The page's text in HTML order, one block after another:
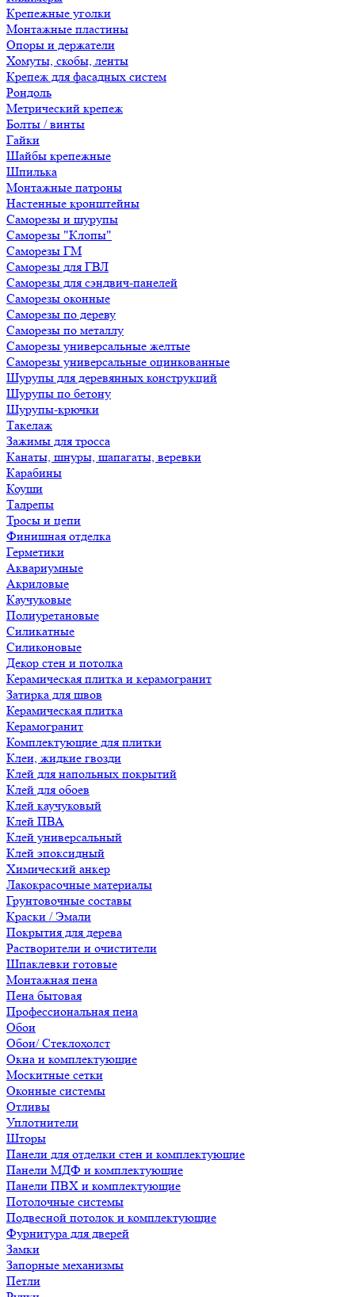
Крепежные уголки
Монтажные пластины
Опоры и держатели
Хомуты, скобы, ленты
Крепеж для фасадных систем
Рондоль
Метрический крепеж
Болты / винты
Гайки
Шайбы крепежные
Шпилька
Монтажные патроны
Настенные кронштейны
Саморезы и шурупы
Саморезы "Клопы"
Саморезы ГМ
Саморезы для ГВЛ
Саморезы для сэндвич-панелей
Саморезы оконные
Саморезы по дереву
Саморезы по металлу
Саморезы универсальные желтые
Саморезы универсальные оцинкованные
Шурупы для деревянных конструкций
Шурупы по бетону
Шурупы-крючки
Такелаж
Зажимы для тросса
Канаты, шнуры, шапагаты, веревки
Карабины
Коуши
Талрепы
Тросы и цепи
Финишная отделка
Герметики
Аквариумные
Акриловые
Каучуковые
Полиуретановые
Силикатные
Силиконовые
Декор стен и потолка
Керамическая плитка и керамогранит
Затирка для швов
Керамическая плитка
Керамогранит
Комплектующие для плитки
Клеи, жидкие гвозди
Клей для напольных покрытий
Клей для обоев
Клей каучуковый
Клей ПВА
Клей универсальный
Клей эпоксидный
Химический анкер
Лакокрасочные материалы
Грунтовочные составы
Краски / Эмали
Покрытия для дерева
Растворители и очистители
Шпаклевки готовые
Монтажная пена
Пена бытовая
Профессиональная пена
Обои
Обои/ Стеклохолст
Окна и комплектующие
Москитные сетки
Оконные системы
Отливы
Уплотнители
Шторы
Панели для отделки стен и комплектующие
Панели МДФ и комплектующие
Панели ПВХ и комплектующие
Потолочные системы
Подвесной потолок и комплектующие
Фурнитура для дверей
Замки
Запорные механизмы
Петли